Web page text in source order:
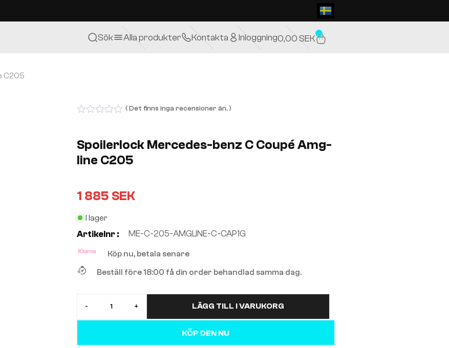
Sök Alla produkter Kontakta Inloggning0,00SEK 0
C205
of
5
( Det finns inga recensioner än. )
Spoilerlock Mercedes-benz C Coupé Amg-
line C205
1 885 SEK
I lager
Artikelnr : ME-C-205-AMGLINE-C-CAP1G
Köp nu, betala senare
Beställ före 18:00 få din order behandlad samma dag.
- + LÄGG TILL I VARUKORG
KÖP DEN NU